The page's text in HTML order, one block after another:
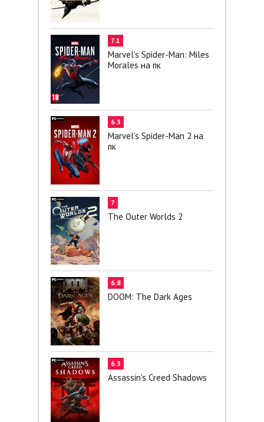
7.1
Marvel’s Spider-Man: Miles
Morales на пк
6.3
Marvel’s Spider-Man 2 на
пк
7
The Outer Worlds 2
6.8
DOOM: The Dark Ages
6.3
Assassin's Creed Shadows